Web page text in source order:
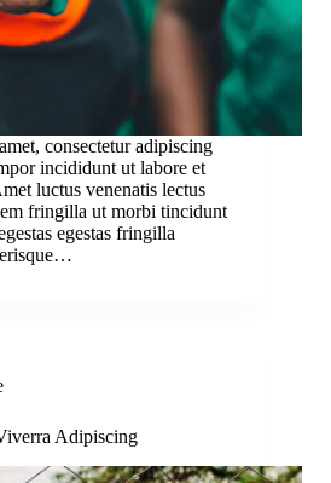
consectetur adipiscing
incididunt ut labore et
luctus venenatis lectus
fringilla ut morbi tincidunt
egestas fringilla
Adipiscing